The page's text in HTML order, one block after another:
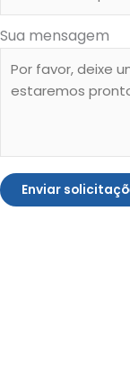
Sua mensagem
Enviar